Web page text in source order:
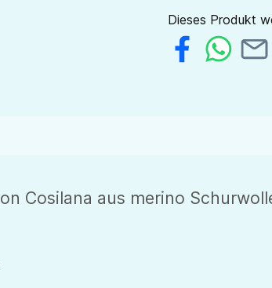
Dieses Produkt
Cosilana aus merino